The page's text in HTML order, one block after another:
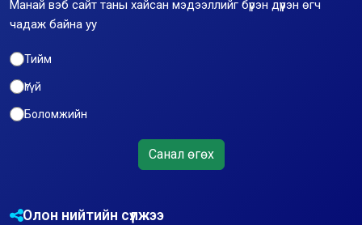
Манай вэб сайт таны хайсан мэдээллийг бүрэн дүүрэн өгч
чадаж байна уу
Тийм
Үгүй
Боломжийн
Санал өгөх
Олон нийтийн сүлжээ